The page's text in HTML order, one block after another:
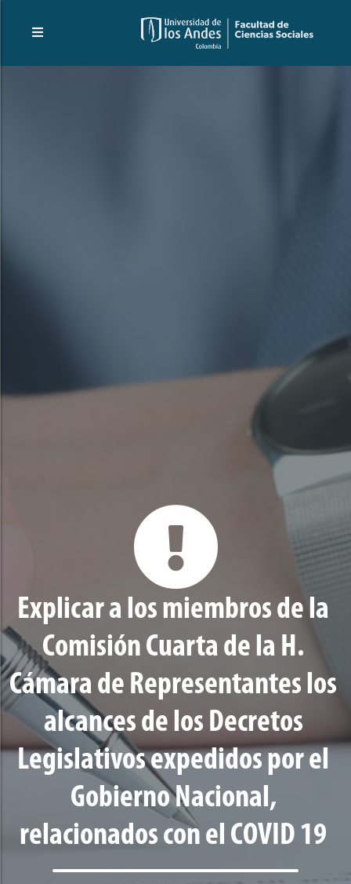
Explicar a los miembros de la
Comisión Cuarta de la H.
Cámara de Representantes los
alcances de los Decretos
Legislativos expedidos por el
Gobierno Nacional,
relacionados con el COVID 19